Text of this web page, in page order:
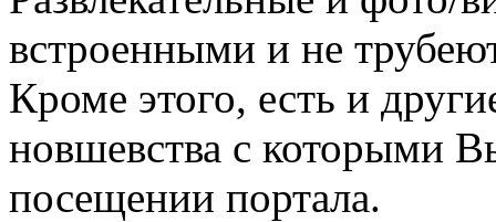
встроенными и не
Кроме этого, есть и
новшевства с которыми
посещении портала.